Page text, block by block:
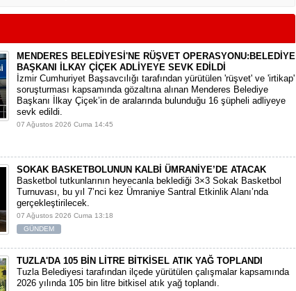
MENDERES BELEDİYESİ'NE RÜŞVET OPERASYONU:BELEDİYE
BAŞKANI İLKAY ÇİÇEK ADLİYEYE SEVK EDİLDİ
​İzmir Cumhuriyet Başsavcılığı tarafından yürütülen 'rüşvet' ve 'irtikap'
soruşturması kapsamında gözaltına alınan Menderes Belediye
Başkanı İlkay Çiçek’in de aralarında bulunduğu 16 şüpheli adliyeye
sevk edildi.
07 Ağustos 2026 Cuma 14:45
SOKAK BASKETBOLUNUN KALBİ ÜMRANİYE’DE ATACAK
Basketbol tutkunlarının heyecanla beklediği 3×3 Sokak Basketbol
Turnuvası, bu yıl 7’nci kez Ümraniye Santral Etkinlik Alanı’nda
gerçekleştirilecek.
07 Ağustos 2026 Cuma 13:18
GÜNDEM
TUZLA'DA 105 BİN LİTRE BİTKİSEL ATIK YAĞ TOPLANDI
Tuzla Belediyesi tarafından ilçede yürütülen çalışmalar kapsamında
2026 yılında 105 bin litre bitkisel atık yağ toplandı.